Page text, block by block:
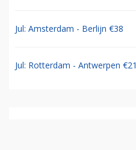
Jul: Amsterdam - Berlijn €38
Jul: Rotterdam - Antwerpen €21